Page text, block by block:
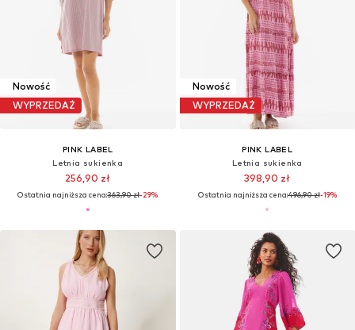
Nowość
WYPRZEDAŻ
PINK LABEL
Letnia sukienka
256,90 zł
Ostatnia najniższa cena:363,90 zł-29%
Nowość
WYPRZEDAŻ
PINK LABEL
Letnia sukienka
398,90 zł
Ostatnia najniższa cena:496,90 zł-19%